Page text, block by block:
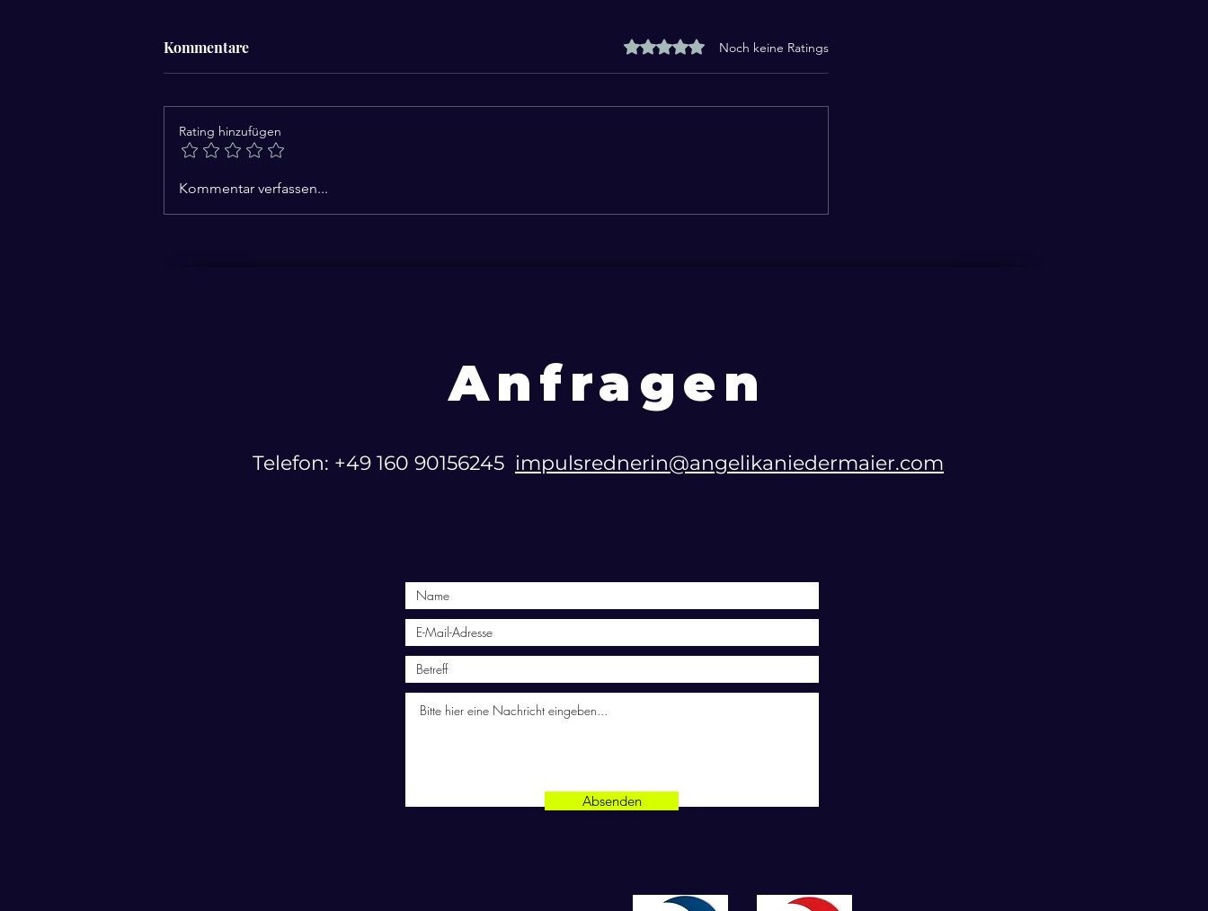
Pflegereform 2027:
Taschenspielertricks statt
Herausforderung für
Zukunft
Kommentare Mit 0 von 5 Sternen bewertet.
Noch keine Ratings
Rating hinzufügen
Kommentar verfassen...
Anfragen
Telefon: ‭+49 160 90156245‬ impulsrednerin@angelikaniedermaier.com
Absenden